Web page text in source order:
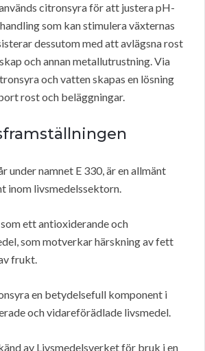
citronsyra för att justera pH-
som kan stimulera växternas
dessutom med att avlägsna rost
och annan metallutrustning. Via
och vatten skapas en lösning
rost och beläggningar.
under namnet E 330, är en allmänt
inom livsmedelssektorn.
ett antioxiderande och
som motverkar härskning av fett
frukt.
en betydelsefull komponent i
och vidareförädlade livsmedel.
av Livsmedelsverket för bruk i en